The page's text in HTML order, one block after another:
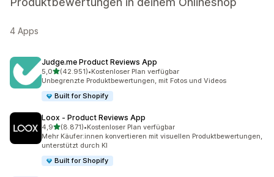
4 Apps
Judge.me Product Reviews App
5,0von 5 Sternen
(42.951)
42951 Rezensionen insgesamt
•Kostenloser Plan verfügbar
Unbegrenzte Produktbewertungen, mit Fotos und Videos
Built for Shopify
Loox ‑ Product Reviews App
4,9von 5 Sternen
(8.871)
8871 Rezensionen insgesamt
•Kostenloser Plan verfügbar
Mehr Käufer:innen konvertieren mit visuellen Produktbewertungen,
unterstützt durch KI
Built for Shopify